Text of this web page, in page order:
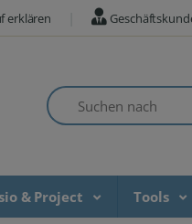
erklären
Suchen nach
& Project Tools